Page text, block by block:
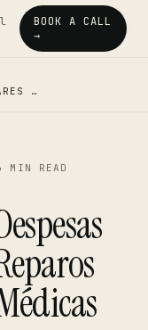
BOOK A CALL
→
…
MIN READ